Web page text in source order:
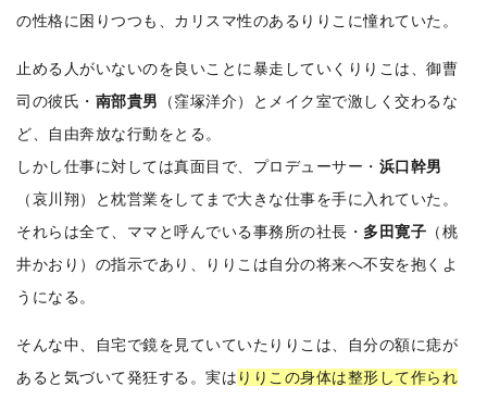
の性格に困りつつも、カリスマ性のあるりりこに憧れていた。
止める人がいないのを良いことに暴走していくりりこは、御曹
司の彼氏・ 南部貴男
（窪塚洋介）とメイク室で激しく交わるな
ど、自由奔放な行動をとる。
しかし仕事に対しては真面目で、プロデューサー・ 浜口幹男
（哀川翔）と枕営業をしてまで大きな仕事を手に入れていた。
それらは全て、ママと呼んでいる事務所の社長・ 多田寛子 （桃
井かおり）の指示であり、りりこは自分の将来へ不安を抱くよ
うになる。
そんな中、自宅で鏡を見ていていたりりこは、自分の額に痣が
あると気づいて発狂する。実は りりこの身体は整形して作られ